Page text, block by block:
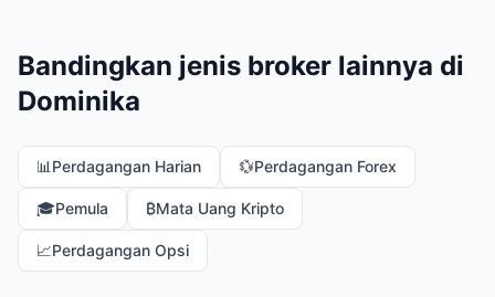
Bandingkan jenis broker lainnya di
Dominika
📊 Perdagangan Harian 💱Perdagangan Forex
🎓Pemula ₿Mata Uang Kripto
📈Perdagangan Opsi